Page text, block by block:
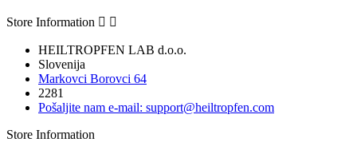
Store Information  
HEILTROPFEN LAB d.o.o.
Slovenija
Markovci Borovci 64
2281
Pošaljite nam e-mail: support@heiltropfen.com
Store Information